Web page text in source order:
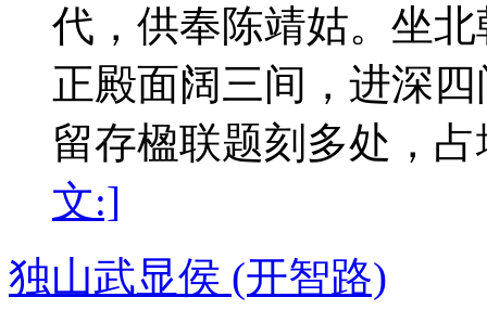
代，供奉陈靖姑。坐
正殿面阔三间，进深
留存楹联题刻多处，
文:]
独山武显侯 (开智路)